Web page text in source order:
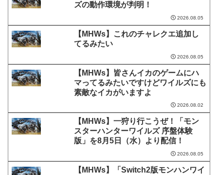
ズの動作環境が判明！
2026.08.05
【MHWs】これのチャレクエ追加し
てるみたい
2026.08.05
【MHWs】皆さんイカのゲームにハ
マってるみたいですけどワイルズにも
素敵なイカがいますよ
2026.08.02
【MHWs】一狩り行こうぜ！「モン
スターハンターワイルズ 序盤体験
版」を8月5日（水）より配信！
2026.08.05
【MHWs】「Switch2版モンハンワイ